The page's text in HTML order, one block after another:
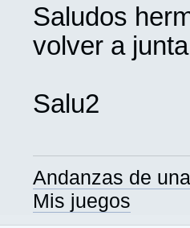
Saludos
volver a
Salu2
Andanzas de
Mis juegos